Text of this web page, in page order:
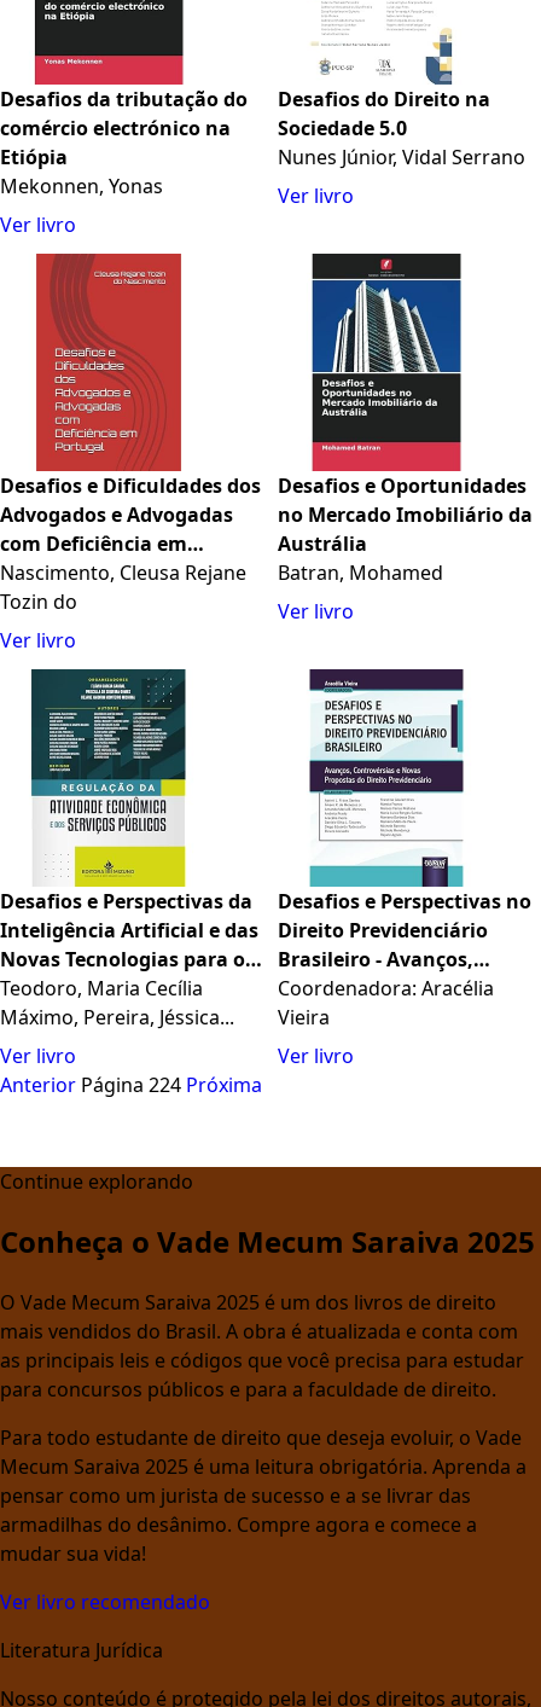
Desafios da tributação do
comércio electrónico na
Etiópia
Mekonnen, Yonas
Ver livro
Desafios do Direito na
Sociedade 5.0
Nunes Júnior, Vidal Serrano
Ver livro
Desafios e Dificuldades dos
Advogados e Advogadas
com Deficiência em
Portugal (Portuguese
Edition)
Nascimento, Cleusa Rejane
Tozin do
Ver livro
Desafios e Oportunidades
no Mercado Imobiliário da
Austrália
Batran, Mohamed
Ver livro
Desafios e Perspectivas da
Inteligência Artificial e das
Novas Tecnologias para o
Mundo do Trabalho
Teodoro, Maria Cecília
Máximo, Pereira, Jéssica...
Ver livro
Desafios e Perspectivas no
Direito Previdenciário
Brasileiro - Avanços,
Controvérsias e Novas
Propostas do Direito
Previdenciário
Coordenadora: Aracélia
Vieira
Ver livro
Anterior Página 224 Próxima
Continue explorando
Conheça o Vade Mecum Saraiva 2025
O Vade Mecum Saraiva 2025 é um dos livros de direito
mais vendidos do Brasil. A obra é atualizada e conta com
as principais leis e códigos que você precisa para estudar
para concursos públicos e para a faculdade de direito.
Para todo estudante de direito que deseja evoluir, o Vade
Mecum Saraiva 2025 é uma leitura obrigatória. Aprenda a
pensar como um jurista de sucesso e a se livrar das
armadilhas do desânimo. Compre agora e comece a
mudar sua vida!
Ver livro recomendado
Literatura Jurídica
Nosso conteúdo é protegido pela lei dos direitos autorais,